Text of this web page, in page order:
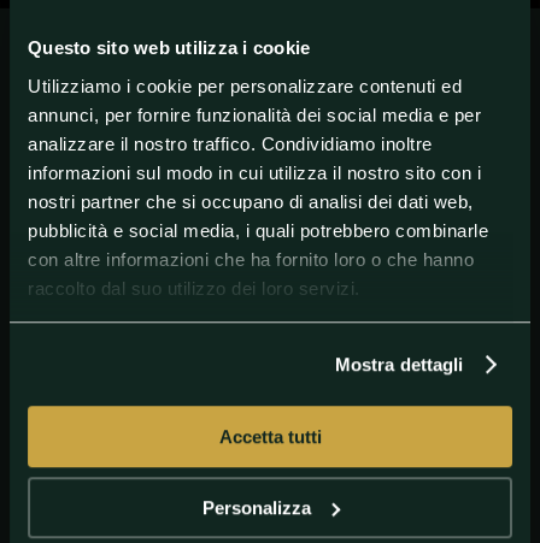
Questo sito web utilizza i cookie
Utilizziamo i cookie per personalizzare contenuti ed
annunci, per fornire funzionalità dei social media e per
analizzare il nostro traffico. Condividiamo inoltre
informazioni sul modo in cui utilizza il nostro sito con i
nostri partner che si occupano di analisi dei dati web,
pubblicità e social media, i quali potrebbero combinarle
con altre informazioni che ha fornito loro o che hanno
raccolto dal suo utilizzo dei loro servizi.
Mostra dettagli
Accetta tutti
Personalizza
#AltriSport #Nuoto